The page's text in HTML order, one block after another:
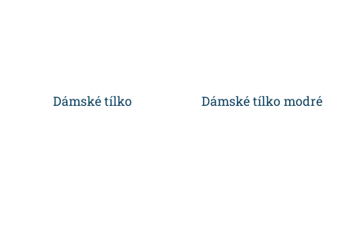
Dámské tílko Dámské tílko modré